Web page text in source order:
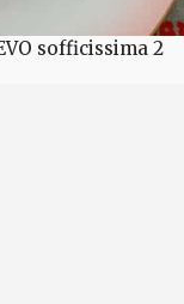
sofficissima 2